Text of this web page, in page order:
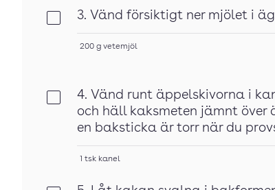
3. Vänd försiktigt ner mjölet i
200 g vetemjöl
4. Vänd runt äppelskivorna i
och häll kaksmeten jämnt över
en baksticka är torr när du
1 tsk kanel